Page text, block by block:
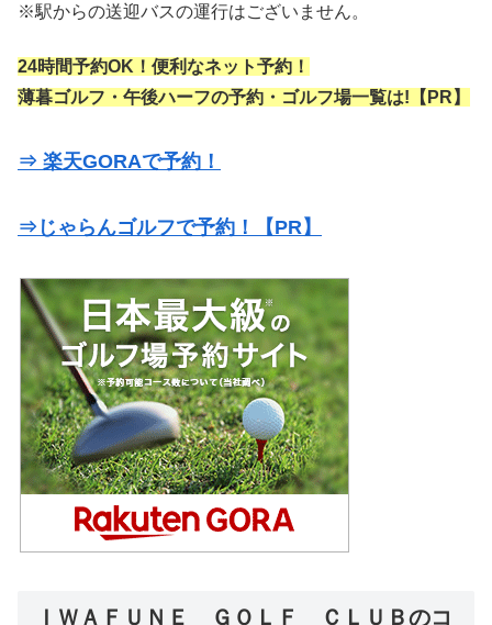
※駅からの送迎バスの運行はございません。
24時間予約OK！便利なネット予約！
薄暮ゴルフ・午後ハーフの予約・ゴルフ場一覧は!【PR】
⇒ 楽天GORAで予約！
⇒じゃらんゴルフで予約！【PR】
ＩＷＡＦＵＮＥ ＧＯＬＦ ＣＬＵＢのコ